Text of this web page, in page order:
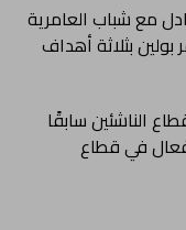
مع شباب العامرية
بثلاثة أهداف
الناشئين سابقًا
فعال في قطاع